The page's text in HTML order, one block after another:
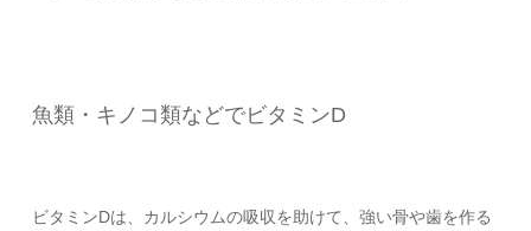
魚類・キノコ類などでビタミンD
ビタミンDは、カルシウムの吸収を助けて、強い骨や歯を作る